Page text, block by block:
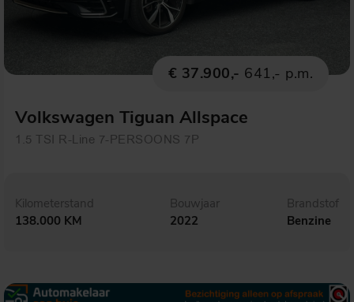
€ 37.900,- 641,- p.m.
Volkswagen Tiguan Allspace
1.5 TSI R-Line 7-PERSOONS 7P
Kilometerstand
138.000 KM
Bouwjaar
2022
Brandstof
Benzine